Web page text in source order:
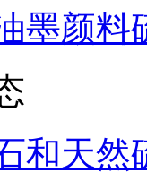
墨颜料
和天然